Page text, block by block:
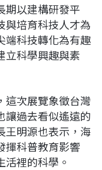
期以建構研發平
與培育科技人才為
端科技轉化為有趣
立科學興趣與素
這次展覽象徵台灣
讓過去看似遙遠的
王明源也表示，海
揮科普教育影響
裡的科學。